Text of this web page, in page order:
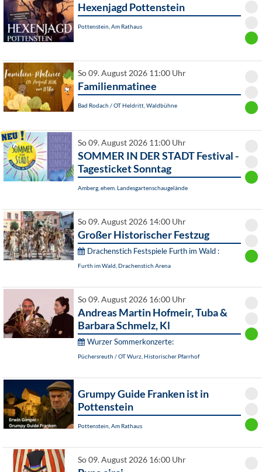
Hexenjagd Pottenstein
Pottenstein, Am Rathaus
So 09. August 2026 11:00 Uhr
Familienmatinee
Bad Rodach / OT Heldritt, Waldbühne
So 09. August 2026 11:00 Uhr
SOMMER IN DER STADT Festival -
Tagesticket Sonntag
Amberg, ehem. Landesgartenschaugelände
So 09. August 2026 14:00 Uhr
Großer Historischer Festzug
Drachenstich Festspiele Furth im Wald :
Furth im Wald, Drachenstich Arena
So 09. August 2026 16:00 Uhr
Andreas Martin Hofmeir, Tuba &
Barbara Schmelz, Kl
Wurzer Sommerkonzerte:
Püchersreuth / OT Wurz, Historischer Pfarrhof
Grumpy Guide Franken ist in
Pottenstein
Pottenstein, Am Rathaus
So 09. August 2026 16:00 Uhr